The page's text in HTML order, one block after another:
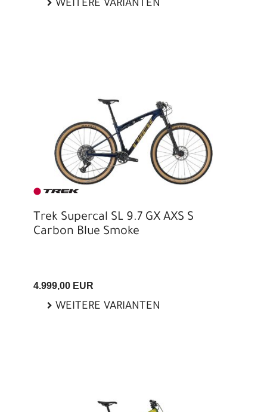
WEITERE VARIANTEN
Trek Supercal SL 9.7 GX AXS S
Carbon Blue Smoke
4.999,00 EUR
WEITERE VARIANTEN